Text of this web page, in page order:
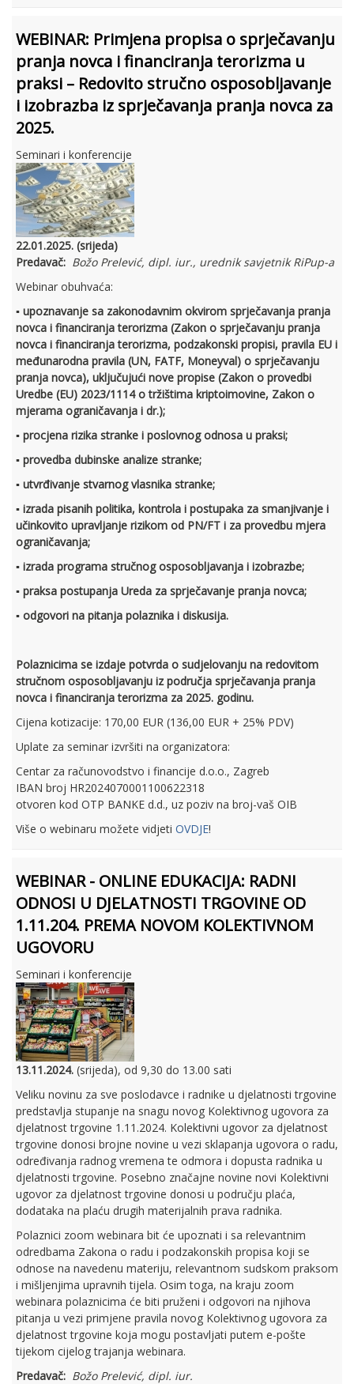
WEBINAR: Primjena propisa o sprječavanju
pranja novca i financiranja terorizma u
praksi – Redovito stručno osposobljavanje
i izobrazba iz sprječavanja pranja novca za
2025.
Seminari i konferencije
22.01.2025. (srijeda)
Predavač: Božo Prelević, dipl. iur., urednik savjetnik RiPup-a
Webinar obuhvaća:
▪ upoznavanje sa zakonodavnim okvirom sprječavanja pranja
novca i financiranja terorizma (Zakon o sprječavanju pranja
novca i financiranja terorizma, podzakonski propisi, pravila EU i
međunarodna pravila (UN, FATF, Moneyval) o sprječavanju
pranja novca), uključujući nove propise (Zakon o provedbi
Uredbe (EU) 2023/1114 o tržištima kriptoimovine, Zakon o
mjerama ograničavanja i dr.);
▪ procjena rizika stranke i poslovnog odnosa u praksi;
▪ provedba dubinske analize stranke;
▪ utvrđivanje stvarnog vlasnika stranke;
▪ izrada pisanih politika, kontrola i postupaka za smanjivanje i
učinkovito upravljanje rizikom od PN/FT i za provedbu mjera
ograničavanja;
▪ izrada programa stručnog osposobljavanja i izobrazbe;
▪ praksa postupanja Ureda za sprječavanje pranja novca;
▪ odgovori na pitanja polaznika i diskusija.
Polaznicima se izdaje potvrda o sudjelovanju na redovitom
stručnom osposobljavanju iz područja sprječavanja pranja
novca i financiranja terorizma za 2025. godinu.
Cijena kotizacije: 170,00 EUR (136,00 EUR + 25% PDV)
Uplate za seminar izvršiti na organizatora:
Centar za računovodstvo i financije d.o.o., Zagreb
IBAN broj HR2024070001100622318
otvoren kod OTP BANKE d.d., uz poziv na broj-vaš OIB
Više o webinaru možete vidjeti OVDJE!
WEBINAR - ONLINE EDUKACIJA: RADNI
ODNOSI U DJELATNOSTI TRGOVINE OD
1.11.204. PREMA NOVOM KOLEKTIVNOM
UGOVORU
Seminari i konferencije
13.11.2024. (srijeda), od 9,30 do 13.00 sati
Veliku novinu za sve poslodavce i radnike u djelatnosti trgovine
predstavlja stupanje na snagu novog Kolektivnog ugovora za
djelatnost trgovine 1.11.2024. Kolektivni ugovor za djelatnost
trgovine donosi brojne novine u vezi sklapanja ugovora o radu,
određivanja radnog vremena te odmora i dopusta radnika u
djelatnosti trgovine. Posebno značajne novine novi Kolektivni
ugovor za djelatnost trgovine donosi u području plaća,
dodataka na plaću drugih materijalnih prava radnika.
Polaznici zoom webinara bit će upoznati i sa relevantnim
odredbama Zakona o radu i podzakonskih propisa koji se
odnose na navedenu materiju, relevantnom sudskom praksom
i mišljenjima upravnih tijela. Osim toga, na kraju zoom
webinara polaznicima će biti pruženi i odgovori na njihova
pitanja u vezi primjene pravila novog Kolektivnog ugovora za
djelatnost trgovine koja mogu postavljati putem e-pošte
tijekom cijelog trajanja webinara.
Predavač: Božo Prelević, dipl. iur.